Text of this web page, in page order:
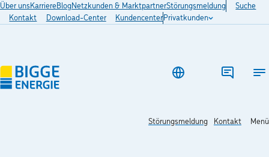
Über uns KarriereBlogNetzkunden & MarktpartnerStörungsmeldung
Suche
Kontakt
Download-Center Kundencenter Privatkunden
Störungsmeldung Kontakt Menü